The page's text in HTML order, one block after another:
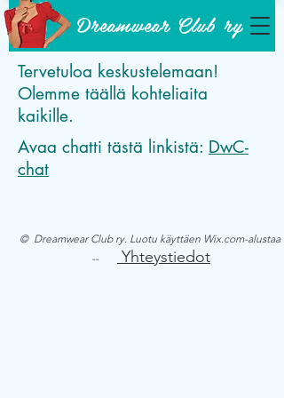
Dreamwear Club ry
Tervetuloa keskustelemaan!
Olemme täällä kohteliaita
kaikille.
Avaa chatti tästä linkistä: DwC-
chat
© Dreamwear Club ry. Luotu käyttäen Wix.com-alustaa
--
Yhteystiedot